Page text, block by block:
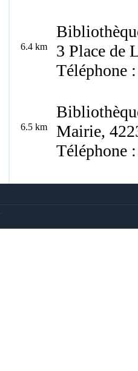
6.4 km
3 Place de
Téléphone
6.5 km
Mairie,
Téléphone